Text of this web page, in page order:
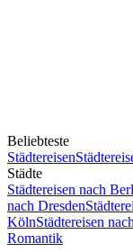
Beliebteste
Städtereisen
Städte
Städtereisen nach
nach Dresden
KölnStädtereisen
Romantik